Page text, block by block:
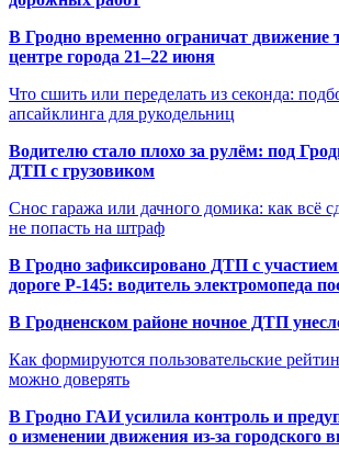
В Гродно временно ограничат движение
центре города 21–22 июня
Что сшить или переделать из секонда:
апсайклинга для рукодельниц
Водителю стало плохо за рулём: под
ДТП с грузовиком
Снос гаража или дачного домика: как всё
не попасть на штраф
В Гродно зафиксировано ДТП с участием
дороге Р-145: водитель электромопеда
В Гродненском районе ночное ДТП
Как формируются пользовательские
можно доверять
В Гродно ГАИ усилила контроль и
о изменении движения из-за городского